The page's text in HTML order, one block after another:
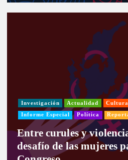
Investigación Actualidad Cultura
Informe Especial Política
Entre curules y
desafío de las mujeres